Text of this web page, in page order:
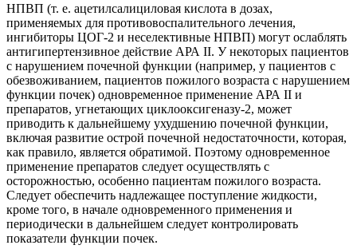
НПВП (т. е. ацетилсалициловая кислота в дозах,
применяемых для противовоспалительного лечения,
ингибиторы ЦОГ-2 и неселективные НПВП) могут ослаблять
антигипертензивное действие АРА II. У некоторых пациентов
с нарушением почечной функции (например, у пациентов с
обезвоживанием, пациентов пожилого возраста с нарушением
функции почек) одновременное применение АРА II и
препаратов, угнетающих циклооксигеназу-2, может
приводить к дальнейшему ухудшению почечной функции,
включая развитие острой почечной недостаточности, которая,
как правило, является обратимой. Поэтому одновременное
применение препаратов следует осуществлять с
осторожностью, особенно пациентам пожилого возраста.
Следует обеспечить надлежащее поступление жидкости,
кроме того, в начале одновременного применения и
периодически в дальнейшем следует контролировать
показатели функции почек.